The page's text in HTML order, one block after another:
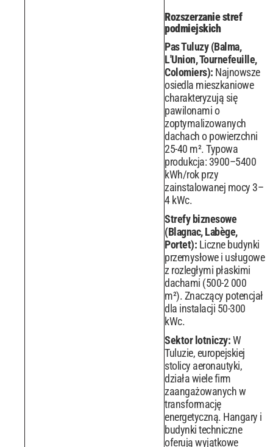
Rozszerzanie stref
podmiejskich
Pas Tuluzy (Balma,
L'Union, Tournefeuille,
Colomiers): Najnowsze
osiedla mieszkaniowe
charakteryzują się
pawilonami o
zoptymalizowanych
dachach o powierzchni
25-40 m². Typowa
produkcja: 3900–5400
kWh/rok przy
zainstalowanej mocy 3–
4 kWc.
Strefy biznesowe
(Blagnac, Labège,
Portet): Liczne budynki
przemysłowe i usługowe
z rozległymi płaskimi
dachami (500-2 000
m²). Znaczący potencjał
dla instalacji 50-300
kWc.
Sektor lotniczy:W
Tuluzie, europejskiej
stolicy aeronautyki,
działa wiele firm
zaangażowanych w
transformację
energetyczną. Hangary i
budynki techniczne
oferują wyjątkowe